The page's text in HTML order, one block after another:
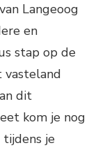
Langeoog
en
stap op de
vasteland
dit
kom je nog
je